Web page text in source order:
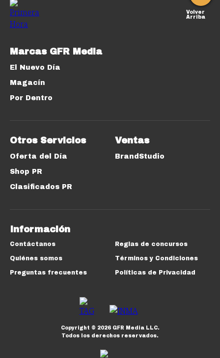
Volver
Arriba
Marcas GFR Media
El Nuevo Día
Magacín
Por Dentro
Otros Servicios
Oferta del Día
Shop PR
Clasificados PR
Ventas
BrandStudio
Información
Contáctanos
Quiénes somos
Preguntas frecuentes
Reglas de concursos
Términos y Condiciones
Políticas de Privacidad
Copyright © 2026GFR Media LLC.
Todos los derechos reservados.